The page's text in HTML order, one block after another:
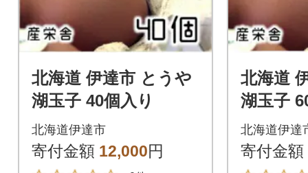
北海道 伊達市 とうや
湖玉子 40個入り
北海道伊達市
寄付金額 12,000円
北海道
湖玉子
北海道伊達
寄付金額